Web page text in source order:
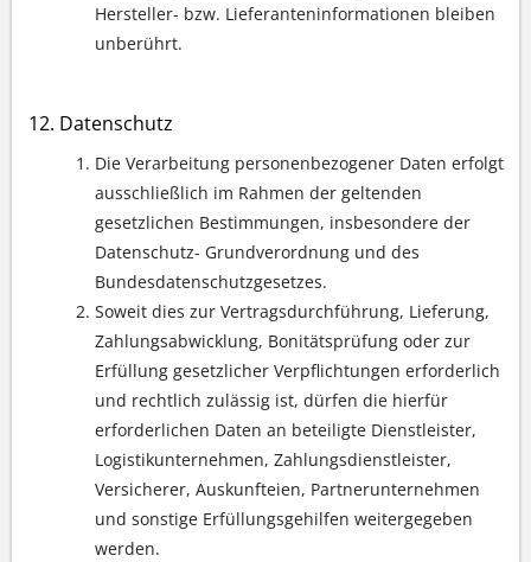
Hersteller- bzw. Lieferanteninformationen bleiben
unberührt.
Datenschutz
Die Verarbeitung personenbezogener Daten erfolgt
ausschließlich im Rahmen der geltenden
gesetzlichen Bestimmungen, insbesondere der
Datenschutz- Grundverordnung und des
Bundesdatenschutzgesetzes.
Soweit dies zur Vertragsdurchführung, Lieferung,
Zahlungsabwicklung, Bonitätsprüfung oder zur
Erfüllung gesetzlicher Verpflichtungen erforderlich
und rechtlich zulässig ist, dürfen die hierfür
erforderlichen Daten an beteiligte Dienstleister,
Logistikunternehmen, Zahlungsdienstleister,
Versicherer, Auskunfteien, Partnerunternehmen
und sonstige Erfüllungsgehilfen weitergegeben
werden.